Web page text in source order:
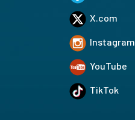
X.com
Instagram
YouTube
TikTok